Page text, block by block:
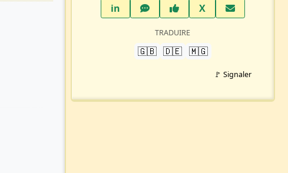
inLinkedInWhatsAppFacebook
XTwitter X
TRADUIRE
🇬🇧 🇩🇪 🇲🇬
🚩 Signaler